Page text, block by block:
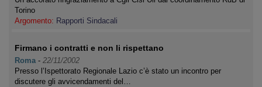
Torino
Argomento: Rapporti Sindacali
Firmano i contratti e non li rispettano
Roma - 22/11/2002
Presso l’Ispettorato Regionale Lazio c’è stato un incontro per
discutere gli avvicendamenti del…